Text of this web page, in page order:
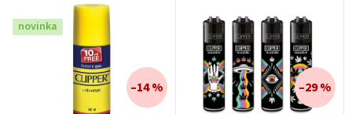
novinka
–14 % –29 %